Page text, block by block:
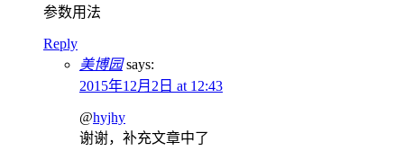
参数用法
Reply
美博园 says:
2015年12月2日 at 12:43
@hyjhy
谢谢，补充文章中了